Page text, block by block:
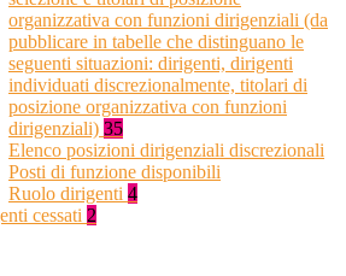
organizzativa con funzioni dirigenziali (da
pubblicare in tabelle che distinguano le
seguenti situazioni: dirigenti, dirigenti
individuati discrezionalmente, titolari di
posizione organizzativa con funzioni
dirigenziali) 35
Elenco posizioni dirigenziali discrezionali
Posti di funzione disponibili
Ruolo dirigenti 4
cessati 2